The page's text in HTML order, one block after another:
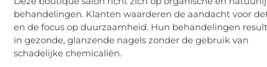
behandelingen. Klanten waarderen de aandacht voor
en de focus op duurzaamheid. Hun behandelingen
in gezonde, glanzende nagels zonder de gebruik van
schadelijke chemicaliën.